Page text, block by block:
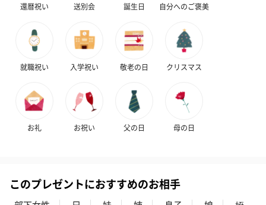
スイーツ
です。
還暦祝い 送別会 誕生日 自分へのご褒美
就職祝い 入学祝い 敬老の日 クリスマス
お礼 お祝い 父の日 母の日
このプレゼントにおすすめのお相手